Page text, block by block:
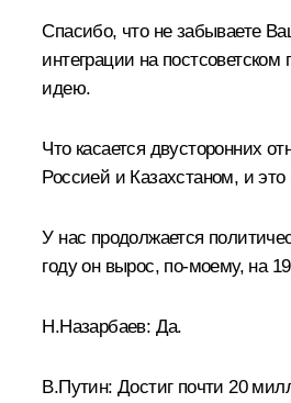
Спасибо, что не забываете
интеграции на
идею.
Что касается двусторонних
Россией и Казахстаном, и это
У нас продолжается
году он вырос, по-моему, на
Н.Назарбаев: Да.
В.Путин: Достиг почти 20